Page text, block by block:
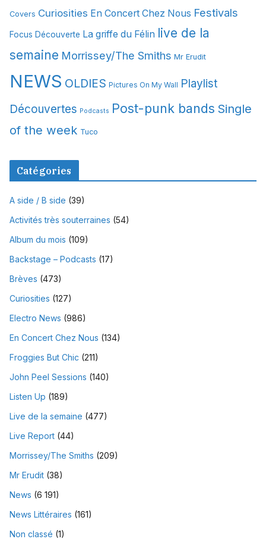
e
Covers Curiosities En Concert Chez Nous Festivals
Focus Découverte La griffe du Félin live de la
semaine Morrissey/The Smiths Mr Erudit
NEWS OLDIES Pictures On My Wall Playlist
Découvertes Podcasts Post-punk bands Single
of the week Tuco
Catégories
A side / B side (39)
Activités très souterraines (54)
Album du mois (109)
Backstage – Podcasts (17)
Brèves (473)
Curiosities (127)
Electro News (986)
En Concert Chez Nous (134)
Froggies But Chic (211)
John Peel Sessions (140)
Listen Up (189)
Live de la semaine (477)
Live Report (44)
Morrissey/The Smiths (209)
Mr Erudit (38)
News (6 191)
News Littéraires (161)
Non classé (1)